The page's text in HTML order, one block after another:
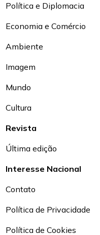
Política e Diplomacia
Economia e Comércio
Ambiente
Imagem
Mundo
Cultura
Revista
Última edição
Interesse Nacional
Contato
Política de Privacidade
Política de Cookies